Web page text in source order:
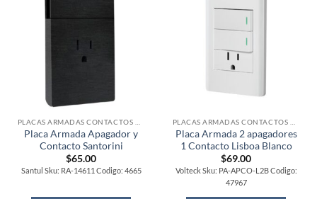
Placa Armada Apagador y
Contacto Santorini
$65.00
Santul Sku: RA-14611 Codigo: 4665
Placa Armada 2 apagadores
1 Contacto Lisboa Blanco
$69.00
Volteck Sku: PA-APCO-L2B Codigo:
47967